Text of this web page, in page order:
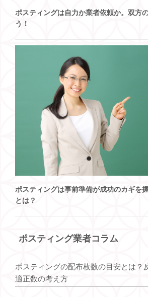
ポスティングは自力か業者依頼か。双方
う！
ポスティングは事前準備が成功のカギを
とは？
ポスティング業者コラム
ポスティングの配布枚数の目安とは？
適正数の考え方